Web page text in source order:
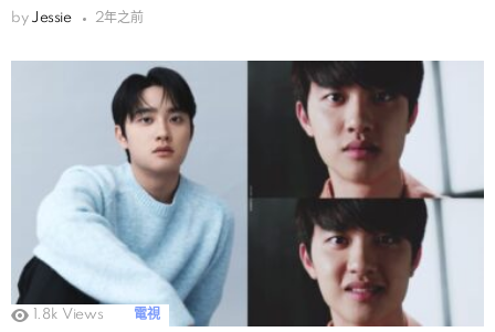
by Jessie 2年之前
1.8k Views 電視